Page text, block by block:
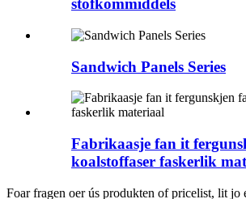
stofkommiddels
Sandwich Panels Series
Fabrikaasje fan it
koalstoffaser faskerlik
Foar fragen oer ús produkten of pricelist, lit jo